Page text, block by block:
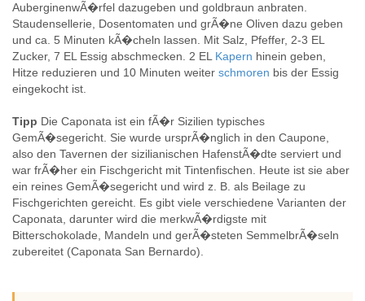
AuberginenwÃ�rfel dazugeben und goldbraun anbraten.
Staudensellerie, Dosentomaten und grÃ�ne Oliven dazu geben
und ca. 5 Minuten kÃ�cheln lassen. Mit Salz, Pfeffer, 2-3 EL
Zucker, 7 EL Essig abschmecken. 2 EL Kapern hinein geben,
Hitze reduzieren und 10 Minuten weiter schmoren bis der Essig
eingekocht ist.
Tipp Die Caponata ist ein fÃ�r Sizilien typisches
GemÃ�segericht. Sie wurde ursprÃ�nglich in den Caupone,
also den Tavernen der sizilianischen HafenstÃ�dte serviert und
war frÃ�her ein Fischgericht mit Tintenfischen. Heute ist sie aber
ein reines GemÃ�segericht und wird z. B. als Beilage zu
Fischgerichten gereicht. Es gibt viele verschiedene Varianten der
Caponata, darunter wird die merkwÃ�rdigste mit
Bitterschokolade, Mandeln und gerÃ�steten SemmelbrÃ�seln
zubereitet (Caponata San Bernardo).